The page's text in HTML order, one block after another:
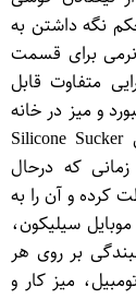
نگه داشتن به
برای قسمت
متفاوت قابل
و میز در خانه
نیز میتوانید از آن استفاده کتید. هولدر موبایل Silicone Sucker
که درحال
کرده و آن را به
سیلیکون،
بر روی هر
میز کار و